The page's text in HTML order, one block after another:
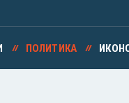
ПОЛИТИКА